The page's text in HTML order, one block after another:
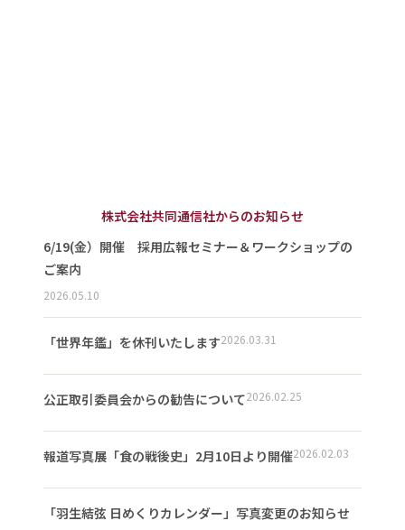
株式会社共同通信社からのお知らせ
6/19(金）開催 採用広報セミナー＆ワークショップの
ご案内
2026.05.10
「世界年鑑」を休刊いたします2026.03.31
公正取引委員会からの勧告について2026.02.25
報道写真展「食の戦後史」2月10日より開催2026.02.03
「羽生結弦 日めくりカレンダー」写真変更のお知らせ